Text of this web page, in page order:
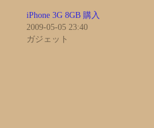
iPhone 3G 8GB 購入
2009-05-05 23:40
ガジェット